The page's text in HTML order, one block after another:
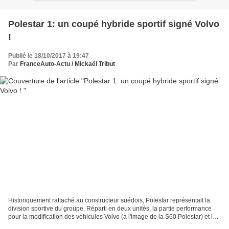
Polestar 1: un coupé hybride sportif signé Volvo
!
Publié le 18/10/2017 à 19:47
Par FranceAuto-Actu / Mickaël Tribut
Historiquement rattaché au constructeur suédois, Polestar représentait la
division sportive du groupe. Réparti en deux unités, la partie performance
pour la modification des véhicules Volvo (à l'image de la S60 Polestar) et la